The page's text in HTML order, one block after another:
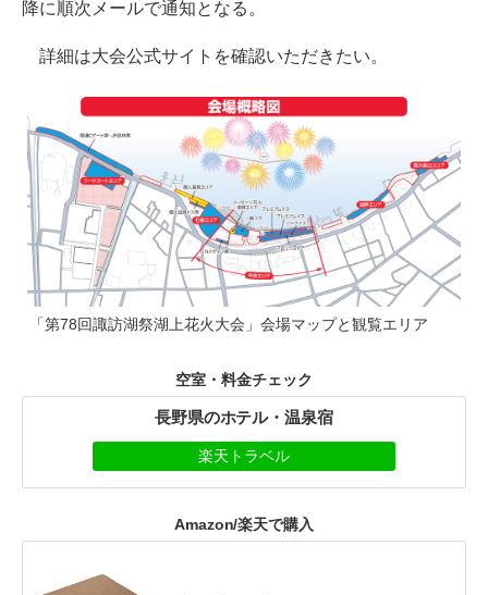
降に順次メールで通知となる。
詳細は大会公式サイトを確認いただきたい。
「第78回諏訪湖祭湖上花火大会」会場マップと観覧エリア
空室・料金チェック
長野県のホテル・温泉宿
楽天トラベル
Amazon/楽天で購入